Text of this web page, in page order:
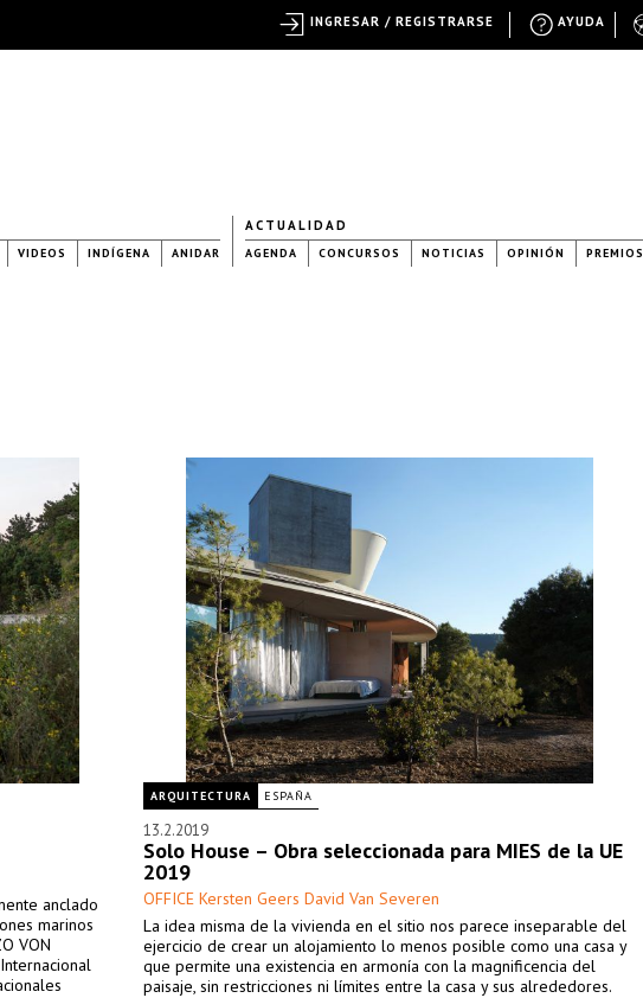
VIDEOS INDÍGENA ANIDAR
ACTUALIDAD
AGENDA CONCURSOS NOTICIAS OPINIÓN PREMIOS
anclado
marinos
VON
ARQUITECTURA ESPAÑA
13.2.2019
Solo House – Obra seleccionada para MIES de la UE
2019
OFFICE Kersten Geers David Van Severen
La idea misma de la vivienda en el sitio nos parece inseparable del
ejercicio de crear un alojamiento lo menos posible como una casa y
que permite una existencia en armonía con la magnificencia del
paisaje, sin restricciones ni límites entre la casa y sus alrededores.
AYUDA
INGRESAR / REGISTRARSE